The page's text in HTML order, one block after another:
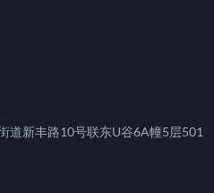
道新丰路10号联东U谷6A幢5层501